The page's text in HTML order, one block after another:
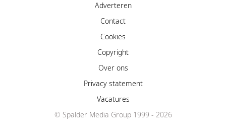
Adverteren
Contact
Cookies
Copyright
Over ons
Privacy statement
Vacatures
© Spalder Media Group 1999 - 2026